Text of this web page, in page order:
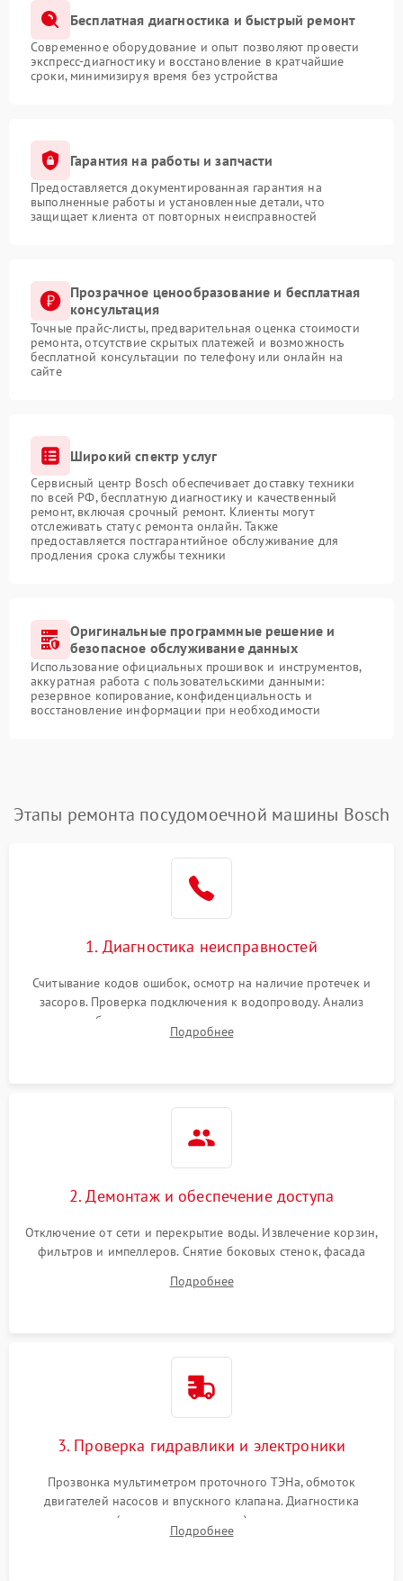
Бесплатная диагностика и быстрый ремонт
Современное оборудование и опыт позволяют провести
экспресс-диагностику и восстановление в кратчайшие
сроки, минимизируя время без устройства
Гарантия на работы и запчасти
Предоставляется документированная гарантия на
выполненные работы и установленные детали, что
защищает клиента от повторных неисправностей
Прозрачное ценообразование и бесплатная
консультация
Точные прайс-листы, предварительная оценка стоимости
ремонта, отсутствие скрытых платежей и возможность
бесплатной консультации по телефону или онлайн на
сайте
Широкий спектр услуг
Сервисный центр Bosch обеспечивает доставку техники
по всей РФ, бесплатную диагностику и качественный
ремонт, включая срочный ремонт. Клиенты могут
отслеживать статус ремонта онлайн. Также
предоставляется постгарантийное обслуживание для
продления срока службы техники
Оригинальные программные решение и
безопасное обслуживание данных
Использование официальных прошивок и инструментов,
аккуратная работа с пользовательскими данными:
резервное копирование, конфиденциальность и
восстановление информации при необходимости
Этапы ремонта посудомоечной машины Bosch
1. Диагностика неисправностей
Считывание кодов ошибок, осмотр на наличие протечек и
засоров. Проверка подключения к водопроводу. Анализ
жалоб на отсутствие слива, нагрева, вращения
разбрызгивателей или срабатывание системы защиты
Подробнее
2. Демонтаж и обеспечение доступа
Отключение от сети и перекрытие воды. Извлечение корзин,
фильтров и импеллеров. Снятие боковых стенок, фасада
циркуляционному насосу, ТЭНу и сливной помпе.
Подробнее
3. Проверка гидравлики и электроники
Прозвонка мультиметром проточного ТЭНа, обмоток
двигателей насосов и впускного клапана. Диагностика
прессостата (датчика уровня воды), датчика мутности,
концевика дверцы и электронного модуля управления.
Подробнее